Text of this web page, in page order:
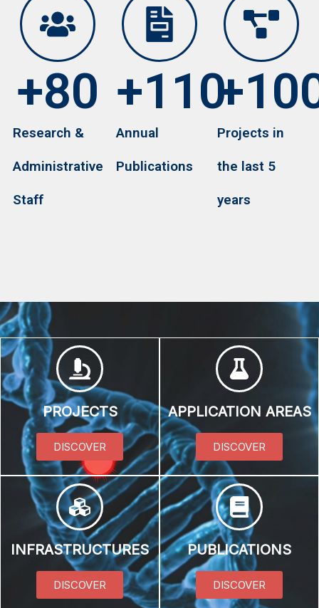
Research &
Administrative
Staff
+80
Annual
Publications
+110
Projects in
the last 5
years
+
PROJECTS
DISCOVER
INFRASTRUCTURES
DISCOVER
APPLICATION AREAS
DISCOVER
PUBLICATIONS
DISCOVER